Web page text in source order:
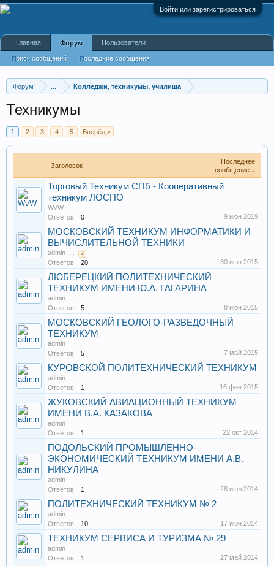
Войти или зарегистрироваться
Форум Колледжи, техникумы, училища
Техникумы
1 2 3 4 5 Вперёд >
Заголовок
Последнее
сообщение ↓
Торговый Техникум СПб - Кооперативный
техникум ЛОСПО
WvW
Ответов:
0 9 июн 2019
МОСКОВСКИЙ ТЕХНИКУМ ИНФОРМАТИКИ И
ВЫЧИСЛИТЕЛЬНОЙ ТЕХНИКИ
admin ... 2
Ответов: 20 30 июн 2015
ЛЮБЕРЕЦКИЙ ПОЛИТЕХНИЧЕСКИЙ
ТЕХНИКУМ ИМЕНИ Ю.А. ГАГАРИНА
admin
Ответов:
5 8 июн 2015
МОСКОВСКИЙ ГЕОЛОГО-РАЗВЕДОЧНЫЙ
ТЕХНИКУМ
admin
Ответов:
5 7 май 2015
КУРОВСКОЙ ПОЛИТЕХНИЧЕСКИЙ ТЕХНИКУМ
admin
Ответов:
1 16 фев 2015
ЖУКОВСКИЙ АВИАЦИОННЫЙ ТЕХНИКУМ
ИМЕНИ В.А. КАЗАКОВА
admin
Ответов:
1 22 окт 2014
ПОДОЛЬСКИЙ ПРОМЫШЛЕННО-
ЭКОНОМИЧЕСКИЙ ТЕХНИКУМ ИМЕНИ А.В.
НИКУЛИНА
admin
Ответов:
1 28 июл 2014
ПОЛИТЕХНИЧЕСКИЙ ТЕХНИКУМ № 2
admin
Ответов:
10 17 июн 2014
ТЕХНИКУМ СЕРВИСА И ТУРИЗМА № 29
admin
Ответов:
1 27 май 2014
Главная Форум
Поиск сообщений Последние сообщения
Пользователи